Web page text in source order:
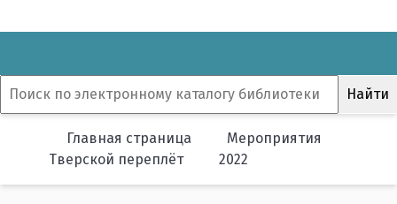
Главная страница
Мероприятия
Тверской переплёт
2022